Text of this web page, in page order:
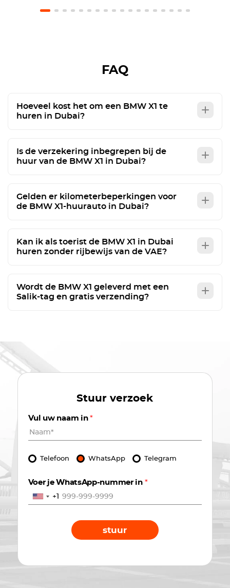
el cargo. El coche estaba en perfecto estado.
FAQ
Hoeveel kost het om een BMW X1 te
huren in Dubai?
Is de verzekering inbegrepen bij de
huur van de BMW X1 in Dubai?
Gelden er kilometerbeperkingen voor
de BMW X1-huurauto in Dubai?
Kan ik als toerist de BMW X1 in Dubai
huren zonder rijbewijs van de VAE?
Wordt de BMW X1 geleverd met een
Salik-tag en gratis verzending?
Stuur verzoek
Vul uw naam in*
Telefoon WhatsApp Telegram
Voer je WhatsApp-nummer in *
+1
stuur